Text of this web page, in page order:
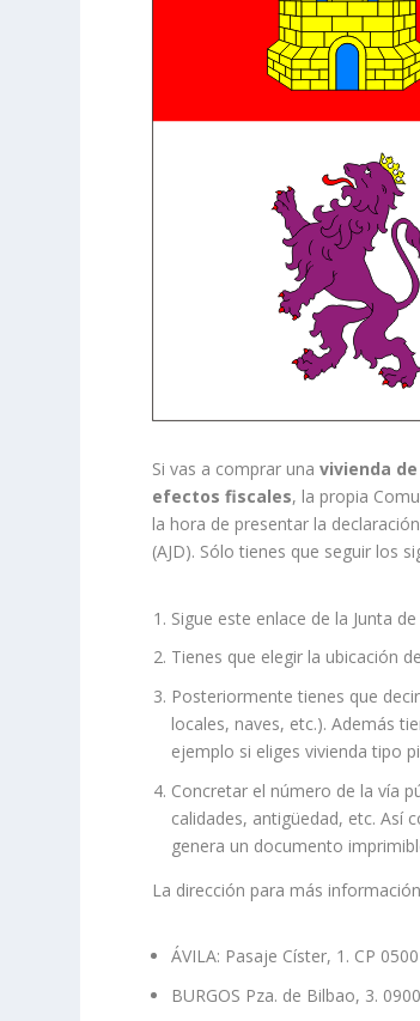
Si vas a comprar unavivienda
efectos fiscales, la propia
la hora de presentar la
(AJD). Sólo tienes que seguir los
Sigue este enlace de la Junta
Tienes que elegir la ubicación
Posteriormente tienes que
locales, naves, etc.). Además
ejemplo si eliges vivienda tipo
Concretar el número de la vía
calidades, antigüedad, etc. Así
genera un documento
La dirección para más
ÁVILA: Pasaje Císter, 1. CP
BURGOS Pza. de Bilbao, 3.